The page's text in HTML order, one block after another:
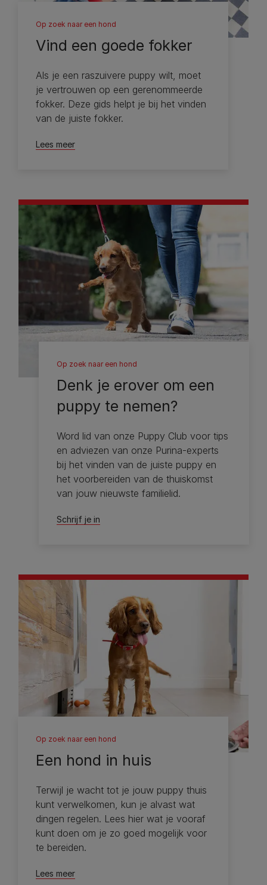
Op zoek naar een hond
Vind een goede fokker
Als je een raszuivere puppy wilt, moet
je vertrouwen op een gerenommeerde
fokker. Deze gids helpt je bij het vinden
van de juiste fokker.
Lees meer
Op zoek naar een hond
Denk je erover om een ​​
puppy te nemen?
Word lid van onze Puppy Club voor tips
en adviezen van onze Purina-experts
bij het vinden van de juiste puppy en
het voorbereiden van de thuiskomst
van jouw nieuwste familielid.
Schrijf je in
Op zoek naar een hond
Een hond in huis
Terwijl je wacht tot je jouw puppy thuis
kunt verwelkomen, kun je alvast wat
dingen regelen. Lees hier wat je vooraf
kunt doen om je zo goed mogelijk voor
te bereiden.
Lees meer